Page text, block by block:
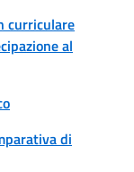
curriculare
al
di